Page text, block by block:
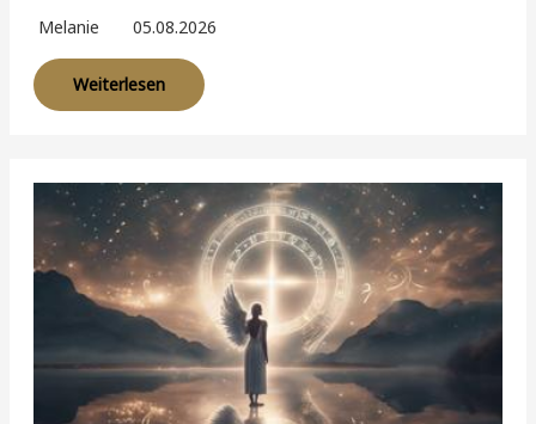
Melanie 05.08.2026
Weiterlesen